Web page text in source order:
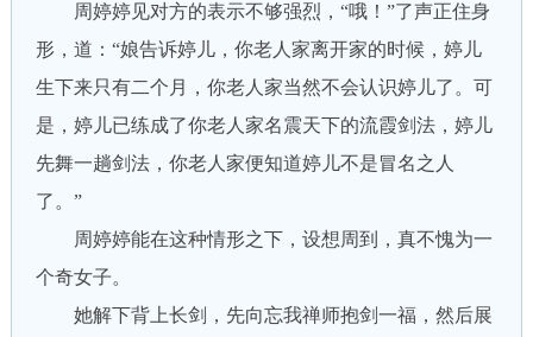
周婷婷见对方的表示不够强烈，“哦！”了声正住身
形，道：“娘告诉婷儿，你老人家离开家的时候，婷儿
生下来只有二个月，你老人家当然不会认识婷儿了。可
是，婷儿已练成了你老人家名震天下的流霞剑法，婷儿
先舞一趟剑法，你老人家便知道婷儿不是冒名之人
了。”
周婷婷能在这种情形之下，设想周到，真不愧为一
个奇女子。
她解下背上长剑，先向忘我禅师抱剑一福，然后展